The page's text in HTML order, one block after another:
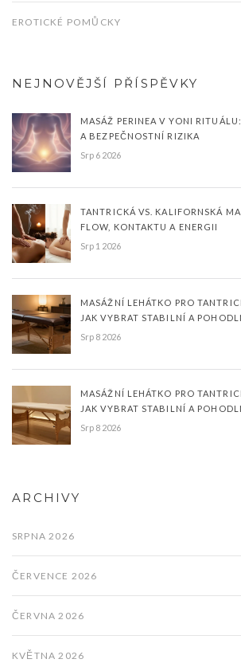
EROTICKÉ POMŮCKY
NEJNOVĚJŠÍ PŘÍSPĚVKY
MASÁŽ PERINEA V YONI
A BEZPEČNOSTNÍ RIZIKA
Srp 6 2026
TANTRICKÁ VS. KALIFORNSKÁ
FLOW, KONTAKTU A ENERGII
Srp 1 2026
MASÁŽNÍ LEHÁTKO PRO
JAK VYBRAT STABILNÍ A
Srp 8 2026
MASÁŽNÍ LEHÁTKO PRO
JAK VYBRAT STABILNÍ A
Srp 8 2026
ARCHIVY
SRPNA 2026
ČERVENCE 2026
ČERVNA 2026
KVĚTNA 2026